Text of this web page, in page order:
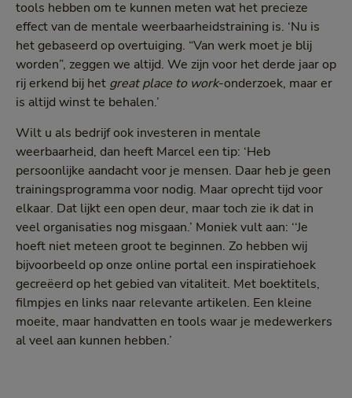
tools hebben om te kunnen meten wat het precieze
effect van de mentale weerbaarheidstraining is. ‘Nu is
het gebaseerd op overtuiging. “Van werk moet je blij
worden”, zeggen we altijd. We zijn voor het derde jaar op
rij erkend bij het great place to work-onderzoek, maar er
is altijd winst te behalen.’
Wilt u als bedrijf ook investeren in mentale
weerbaarheid, dan heeft Marcel een tip: ‘Heb
persoonlijke aandacht voor je mensen. Daar heb je geen
trainingsprogramma voor nodig. Maar oprecht tijd voor
elkaar. Dat lijkt een open deur, maar toch zie ik dat in
veel organisaties nog misgaan.’ Moniek vult aan: ‘‘Je
hoeft niet meteen groot te beginnen. Zo hebben wij
bijvoorbeeld op onze online portal een inspiratiehoek
gecreëerd op het gebied van vitaliteit. Met boektitels,
filmpjes en links naar relevante artikelen. Een kleine
moeite, maar handvatten en tools waar je medewerkers
al veel aan kunnen hebben.’